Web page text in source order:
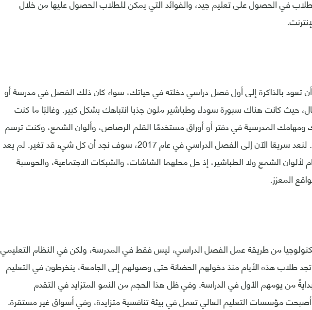
في الحصول على تعليم جيد، والفوائد التي يمكن للطلاب الحصول عليها من خلال
تعود بالذاكرة إلى أول فصل دراسي دخلته في حياتك، سواء كان ذلك الفصل في مدرسة أو
حيث كانت هناك سبورة سوداء وطباشير ملون جذبا انتباهك بشكل كبير. وغالبًا ما كنت
ومهامك المدرسية في دفتر أو أوراق مستخدمًا القلم الرصاص، وألوان الشمع، وكنت ترسم
الصور بيديك. لنعد سريعًا الآن إلى الفصل الدراسي في عام 2017، سوف نجد أن كل شيء قد تغير. لم يعد
لألوان الشمع ولا الطباشير، إذ حل محلهما الشاشات، والشبكات الاجتماعية، والحوسبة
المعزز.
من طريقة عمل الفصل الدراسي، ليس فقط في المدرسة، ولكن في النظام التعليمي
تجد طلاب هذه الأيام منذ دخولهم الحضانة حتى وصولهم إلى الجامعة، ينخرطون في التعليم
بدايةً من يومهم الأول في الدراسة. وفي ظل هذا الحجم من النمو المتزايد في التقدم
أصبحت مؤسسات التعليم العالي تعمل في بيئة تنافسية متزايدة، وفي أسواق غير مستقرة.